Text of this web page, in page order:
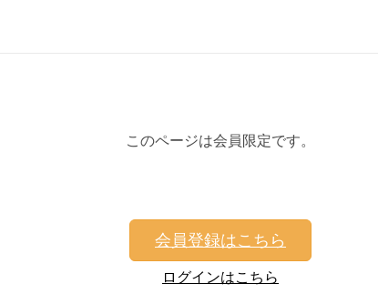
このページは会員限定です。
会員登録はこちら
ログインはこちら